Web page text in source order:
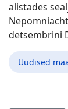
alistades
detsembrini
Uudised